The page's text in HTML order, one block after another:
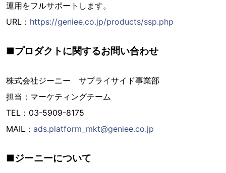
運用をフルサポートします。
URL： https://geniee.co.jp/products/ssp.php
■プロダクトに関するお問い合わせ
株式会社ジーニー サプライサイド事業部
担当：マーケティングチーム
TEL：03-5909-8175
MAIL： ads.platform_mkt@geniee.co.jp
■ジーニーについて